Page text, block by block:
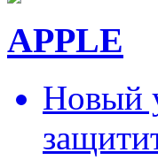
APPLE
Новый